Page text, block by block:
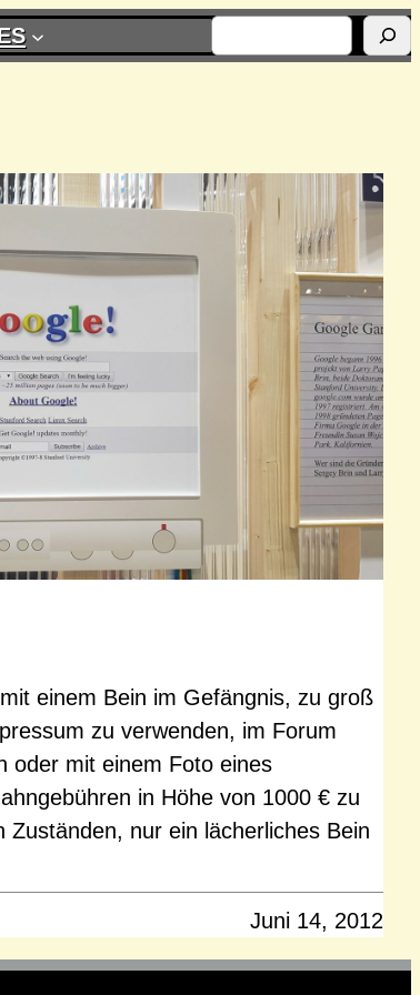
einem Bein im Gefängnis, zu groß
zu verwenden, im Forum
oder mit einem Foto eines
in Höhe von 1000 € zu
Zuständen, nur ein lächerliches Bein
Juni 14, 2012